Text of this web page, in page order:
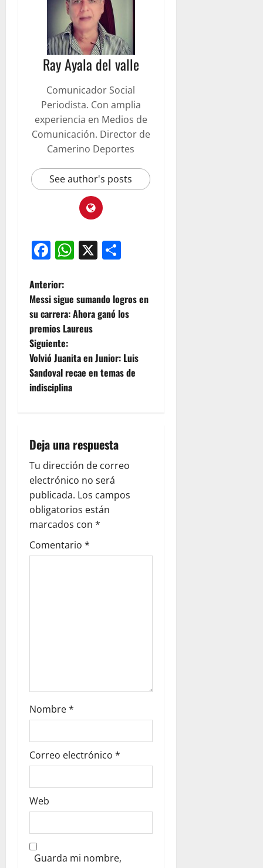
Ray Ayala del valle
Comunicador Social
Periodista. Con amplia
experiencia en Medios de
Comunicación. Director de
Camerino Deportes
See author's posts
Facebook
WhatsApp
X
Anterior:
Messi sigue sumando logros en
su carrera: Ahora ganó los
premios Laureus
Siguiente:
Volvió Juanita en Junior: Luis
Sandoval recae en temas de
indisciplina
Deja una respuesta
Tu dirección de correo
electrónico no será
publicada. Los campos
obligatorios están
marcados con *
Comentario *
Nombre*
Correo electrónico *
Web
Guarda mi nombre,